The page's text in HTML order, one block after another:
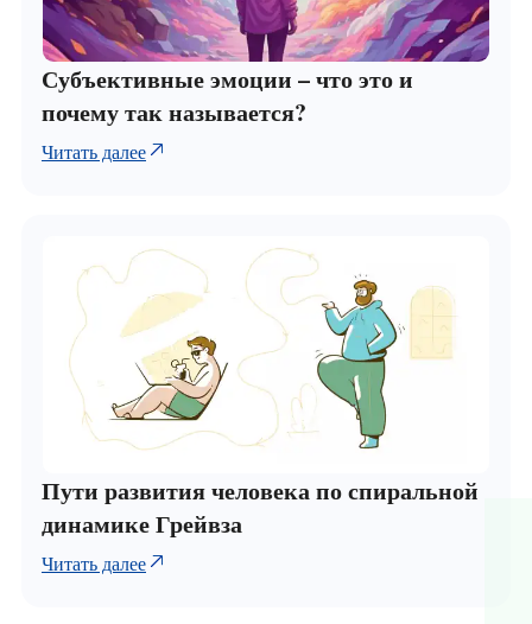
Субъективные эмоции – что это и
почему так называется?
Читать далее
Пути развития человека по спиральной
динамике Грейвза
Читать далее